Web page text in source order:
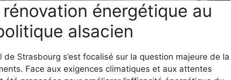
énergétique au
alsacien
Strasbourg s’est focalisé sur la question majeure de la
Face aux exigences climatiques et aux attentes